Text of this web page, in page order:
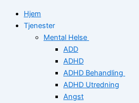
Hjem
Tjenester
Mental Helse
ADD
ADHD
ADHD Behandling
ADHD Utredning
Angst